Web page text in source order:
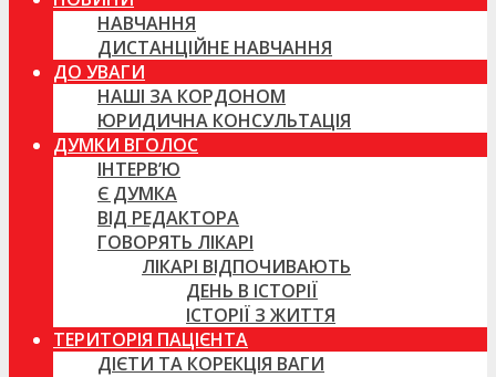
НАВЧАННЯ
ДИСТАНЦІЙНЕ НАВЧАННЯ
ДО УВАГИ
НАШІ ЗА КОРДОНОМ
ЮРИДИЧНА КОНСУЛЬТАЦІЯ
ДУМКИ ВГОЛОС
ІНТЕРВ’Ю
Є ДУМКА
ВІД РЕДАКТОРА
ГОВОРЯТЬ ЛІКАРІ
ЛІКАРІ ВІДПОЧИВАЮТЬ
ДЕНЬ В ІСТОРІЇ
ІСТОРІЇ З ЖИТТЯ
ТЕРИТОРІЯ ПАЦІЄНТА
ДІЄТИ ТА КОРЕКЦІЯ ВАГИ